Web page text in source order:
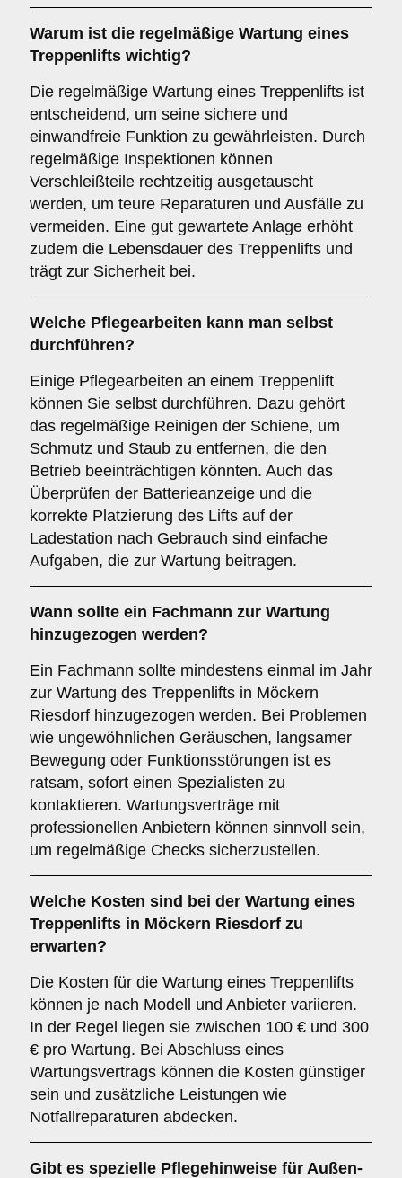
Warum ist die regelmäßige Wartung eines
Treppenlifts wichtig?
Die regelmäßige Wartung eines Treppenlifts ist
entscheidend, um seine sichere und
einwandfreie Funktion zu gewährleisten. Durch
regelmäßige Inspektionen können
Verschleißteile rechtzeitig ausgetauscht
werden, um teure Reparaturen und Ausfälle zu
vermeiden. Eine gut gewartete Anlage erhöht
zudem die Lebensdauer des Treppenlifts und
trägt zur Sicherheit bei.
Welche Pflegearbeiten kann man selbst
durchführen?
Einige Pflegearbeiten an einem Treppenlift
können Sie selbst durchführen. Dazu gehört
das regelmäßige Reinigen der Schiene, um
Schmutz und Staub zu entfernen, die den
Betrieb beeinträchtigen könnten. Auch das
Überprüfen der Batterieanzeige und die
korrekte Platzierung des Lifts auf der
Ladestation nach Gebrauch sind einfache
Aufgaben, die zur Wartung beitragen.
Wann sollte ein Fachmann zur Wartung
hinzugezogen werden?
Ein Fachmann sollte mindestens einmal im Jahr
zur Wartung des Treppenlifts in Möckern
Riesdorf hinzugezogen werden. Bei Problemen
wie ungewöhnlichen Geräuschen, langsamer
Bewegung oder Funktionsstörungen ist es
ratsam, sofort einen Spezialisten zu
kontaktieren. Wartungsverträge mit
professionellen Anbietern können sinnvoll sein,
um regelmäßige Checks sicherzustellen.
Welche Kosten sind bei der Wartung eines
Treppenlifts in Möckern Riesdorf zu
erwarten?
Die Kosten für die Wartung eines Treppenlifts
können je nach Modell und Anbieter variieren.
In der Regel liegen sie zwischen 100 € und 300
€ pro Wartung. Bei Abschluss eines
Wartungsvertrags können die Kosten günstiger
sein und zusätzliche Leistungen wie
Notfallreparaturen abdecken.
Gibt es spezielle Pflegehinweise für Außen-